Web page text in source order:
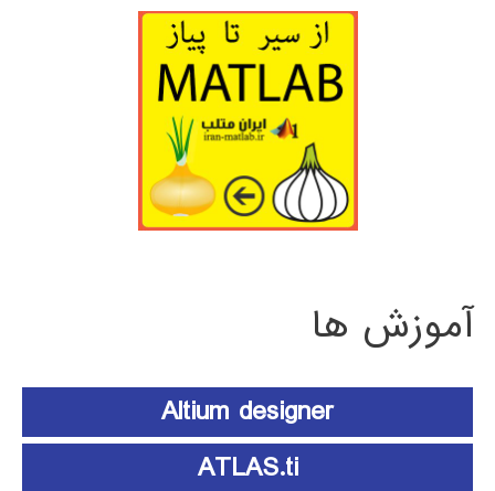
آموزش ها
Altium designer
ATLAS.ti